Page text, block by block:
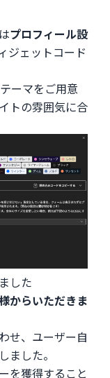
プロフィール設
ジェットコード
ーマをご用意
トの雰囲気に合
した
からいただきま
せ、ユーザー自
ました。
を獲得すること